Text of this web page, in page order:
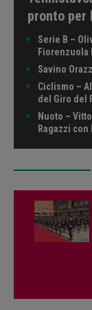
pronto per
Serie B –
Fiorenzuola
Savino
Ciclismo –
del Giro del
Nuoto –
Ragazzi con